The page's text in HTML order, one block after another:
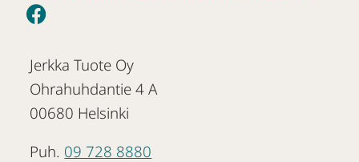
Jerkka Tuote Oy
Ohrahuhdantie 4 A
00680 Helsinki
Puh. 09 728 8880